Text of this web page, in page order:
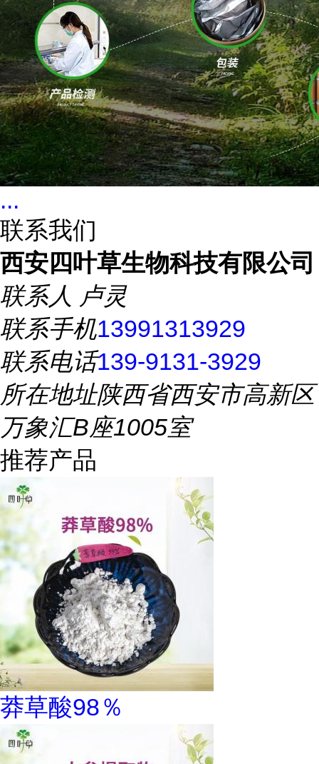
...
联系我们
西安四叶草生物科技有限公司
联系人 卢灵
联系手机13991313929
联系电话139-9131-3929
所在地址陕西省西安市高新区
万象汇B座1005室
推荐产品
莽草酸98％